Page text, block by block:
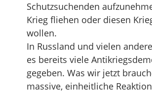
Schutzsuchenden
Krieg fliehen oder diesen
wollen.
In Russland und vielen
es bereits viele
gegeben. Was wir jetzt
massive, einheitliche